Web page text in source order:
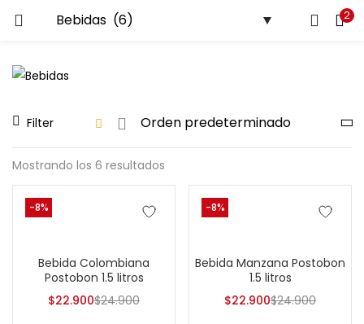
2
Filter
Mostrando los 6 resultados
Bebida Colombiana
Postobon 1.5 litros
$22.900$24.900
-8%
Bebida Manzana Postobon
1.5 litros
$22.900$24.900
-8%
LOGIN
Ingresa tu correo y contraseña para iniciar sesión.
Recuérdame
Lost password?